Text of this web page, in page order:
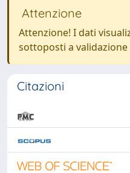
Attenzione
Attenzione! I dati
sottoposti a
Citazioni